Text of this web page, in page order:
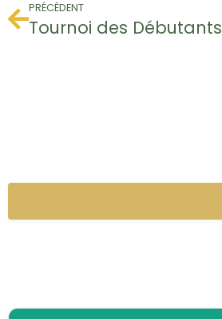
PRÉCÉDENT
Tournoi des Débutants